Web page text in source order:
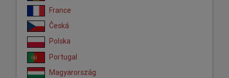
France
Česká
Polska
Portugal
Magyarország